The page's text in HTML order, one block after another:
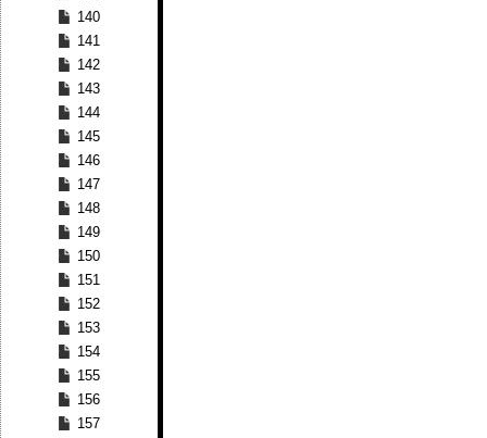
140
141
142
143
144
145
146
147
148
149
150
151
152
153
154
155
156
157